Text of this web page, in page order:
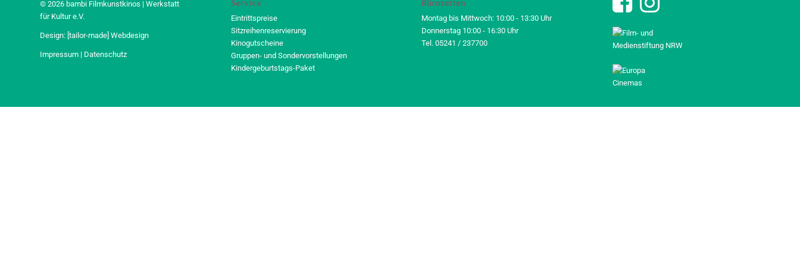
© 2026 bambi Filmkunstkinos | Werkstatt
für Kultur e.V.
Design: [tailor-made] Webdesign
Impressum | Datenschutz
Service
Eintrittspreise
Sitzreihenreservierung
Kinogutscheine
Gruppen- und Sondervorstellungen
Kindergeburtstags-Paket
Bürozeiten
Montag bis Mittwoch: 10:00 - 13:30 Uhr
Donnerstag 10:00 - 16:30 Uhr
Tel. 05241 / 237700